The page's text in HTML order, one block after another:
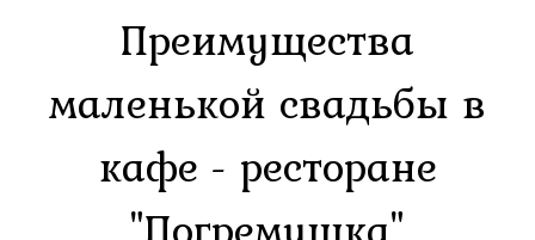
Преимущества
маленькой свадьбы в
кафе - ресторане